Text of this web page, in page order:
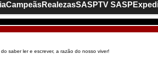
CampeãsRealezasSASPTV SASP
saber ler e escrever, a razão do nosso viver!